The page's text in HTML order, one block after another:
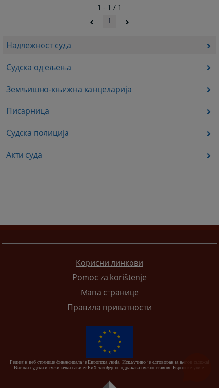
Надлежност суда
Судска одјељења
Земљишно-књижна канцеларија
Писарница
Судска полиција
Акти суда
1 - 1 / 1
1
Корисни линкови
Pomoc za korištenje
Мапа странице
Правила приватности
Редизајн веб странице финансирала је Европска унија. Искључиво је одговоран за његов садржај
Високи судски и тужилачки савијет БиХ такођер не одражава нужно ставове Европске уније.